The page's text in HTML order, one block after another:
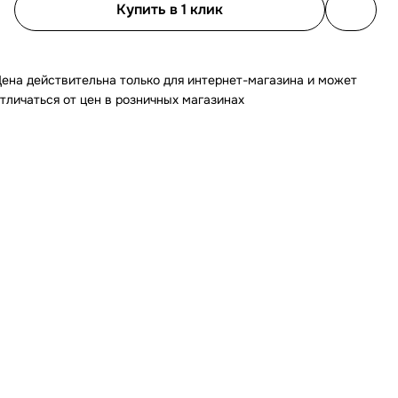
Купить в 1 клик
действительна только для интернет-магазина и может
от цен в розничных магазинах